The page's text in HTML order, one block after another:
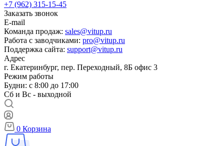
+7 (962) 315-15-45
Заказать звонок
E-mail
Команда продаж: sales@vitup.ru
Работа с заводчиками: pro@vitup.ru
Поддержка сайта: support@vitup.ru
Адрес
г. Екатеринбург, пер. Переходный, 8Б офис 3
Режим работы
Будни: с 8:00 до 17:00
Сб и Вс - выходной
0 Корзина